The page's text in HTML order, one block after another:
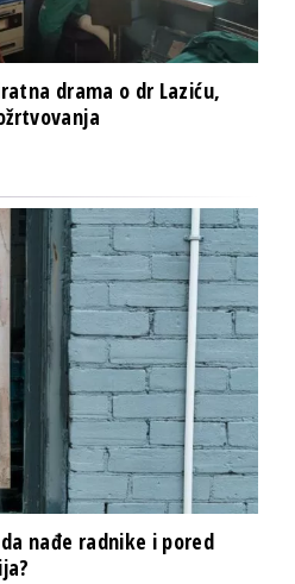
drama o dr Laziću,
nađe radnike i pored